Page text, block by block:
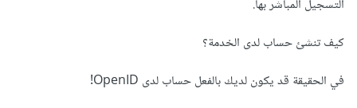
التسجيل المباشر بها.
كيف تنشئ حساب لدى الخدمة؟
في الحقيقة قد يكون لديك بالفعل حساب لدى OpenID!